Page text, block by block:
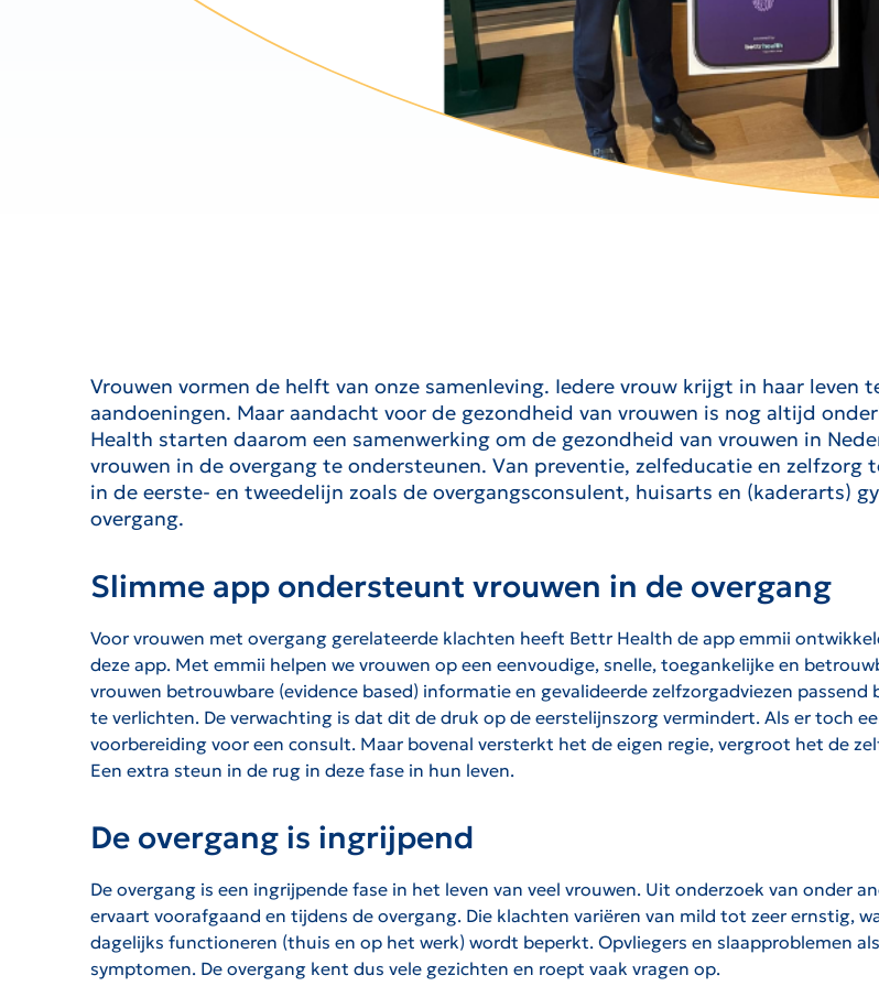
Vrouwen vormen de helft van onze samenleving. Iedere vrouw krijgt in haar leven
aandoeningen. Maar aandacht voor de gezondheid van vrouwen is nog altijd
Health starten daarom een samenwerking om de gezondheid van vrouwen in
vrouwen in de overgang te ondersteunen. Van preventie, zelfeducatie en
in de eerste- en tweedelijn zoals de overgangsconsulent, huisarts en (kaderarts)
overgang.
Slimme app ondersteunt vrouwen in de overgang
Voor vrouwen met overgang gerelateerde klachten heeft Bettr Health de app emmii
deze app. Met emmii helpen we vrouwen op een eenvoudige, snelle, toegankelijke en
vrouwen betrouwbare (evidence based) informatie en gevalideerde zelfzorgadviezen
te verlichten. De verwachting is dat dit de druk op de eerstelijnszorg vermindert. Als er toch
voorbereiding voor een consult. Maar bovenal versterkt het de eigen regie, vergroot het de
Een extra steun in de rug in deze fase in hun leven.
De overgang is ingrijpend
De overgang is een ingrijpende fase in het leven van veel vrouwen. Uit onderzoek van onder
ervaart voorafgaand en tijdens de overgang. Die klachten variëren van mild tot zeer ernstig,
dagelijks functioneren (thuis en op het werk) wordt beperkt. Opvliegers en slaapproblemen
symptomen. De overgang kent dus vele gezichten en roept vaak vragen op.